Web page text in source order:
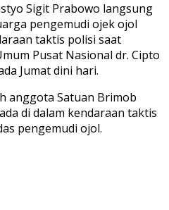
Sigit Prabowo langsung
pengemudi ojek ojol
taktis polisi saat
Pusat Nasional dr. Cipto
Jumat dini hari.
anggota Satuan Brimob
di dalam kendaraan taktis
pengemudi ojol.